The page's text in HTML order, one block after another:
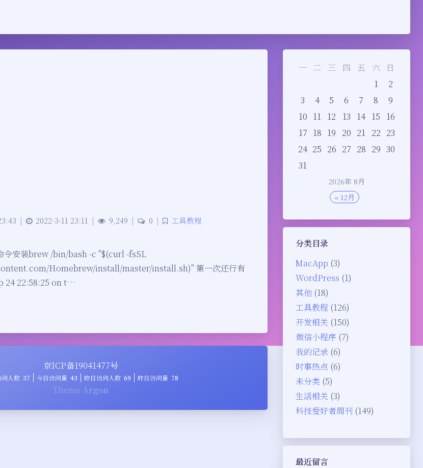
2026年 8月
一 二 三 四 五 六
日
1
2
3
4 5 6 7 8
9
10 11 12 13 14 15
16
17 18 19 20 21 22 23
24 25 26 27 28 29 30
31
« 12月
分类目录
MacApp (3)
WordPress (1)
其他 (18)
工具教程 (126)
开发相关 (150)
微信小程序 (7)
我的记录 (6)
时事热点 (6)
未分类 (5)
生活相关 (3)
科技爱好者周刊 (149)
最近留言
| 2022-3-11 23:11 | 9,249 | 0 |
工具教程
令安装brew /bin/bash -c "$(curl -fsSL
Homebrew/install/master/install.sh)" 第一次还行有
24 22:58:25 on t…
京ICP备19041477号
人数 37 今日访问量 43 昨日访问人数 69 昨日访问量 78
Theme Argon